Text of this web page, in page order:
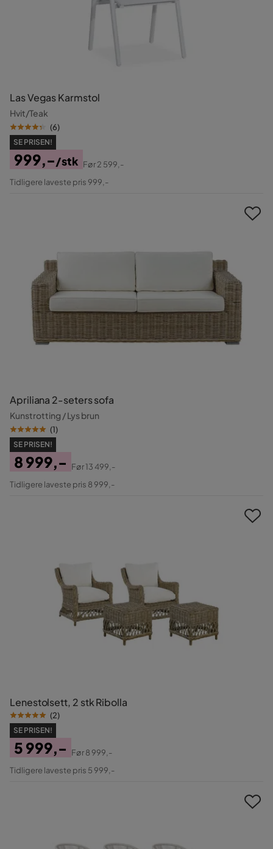
Las Vegas Karmstol
Hvit/Teak
(6)
SE PRISEN!
Pris
999,-/stk
Original
Før2 599,-
Tidligere laveste pris 999,-
Apriliana 2-seters sofa
Kunstrotting / Lys brun
(1)
SE PRISEN!
Pris
8 999,-
Original
Før13 499,-
Tidligere laveste pris 8 999,-
Lenestolsett, 2 stk Ribolla
(2)
SE PRISEN!
Pris
5 999,-
Original
Før8 999,-
Tidligere laveste pris 5 999,-